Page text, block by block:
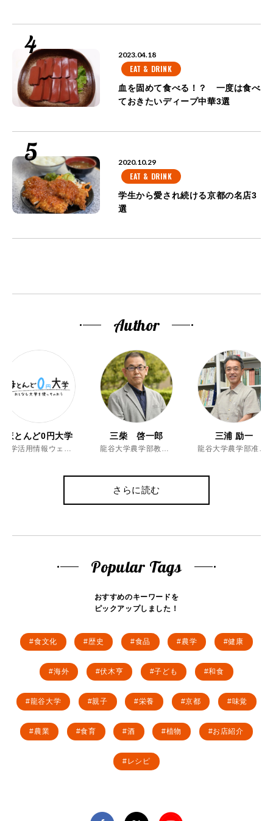
2023.04.18
EAT & DRINK
血を固めて食べる！？ 一度は食べ
ておきたいディープ中華3選
2020.10.29
EAT & DRINK
学生から愛され続ける京都の名店3
選
Author
ほとんど0円大学
大学活用情報ウェブマガジン
三柴 啓一郎
龍谷大学農学部教授、博士（農学）
三浦 励一
龍谷大学農学部准教授、博士（農学）
さらに読む
Popular Tags
おすすめのキーワードを
ピックアップしました！
食文化 歴史 食品 農学 健康
海外 伏木亨 子ども 和食
龍谷大学 親子 栄養 京都 味覚
農業 食育 酒 植物 お店紹介
レシピ